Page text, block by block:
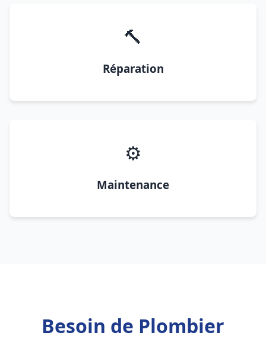
🔨
Réparation
⚙️
Maintenance
Besoin de Plombier